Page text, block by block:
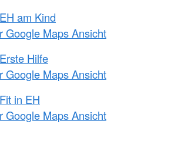
am Kind
Google Maps Ansicht
Hilfe
Google Maps Ansicht
in EH
Google Maps Ansicht